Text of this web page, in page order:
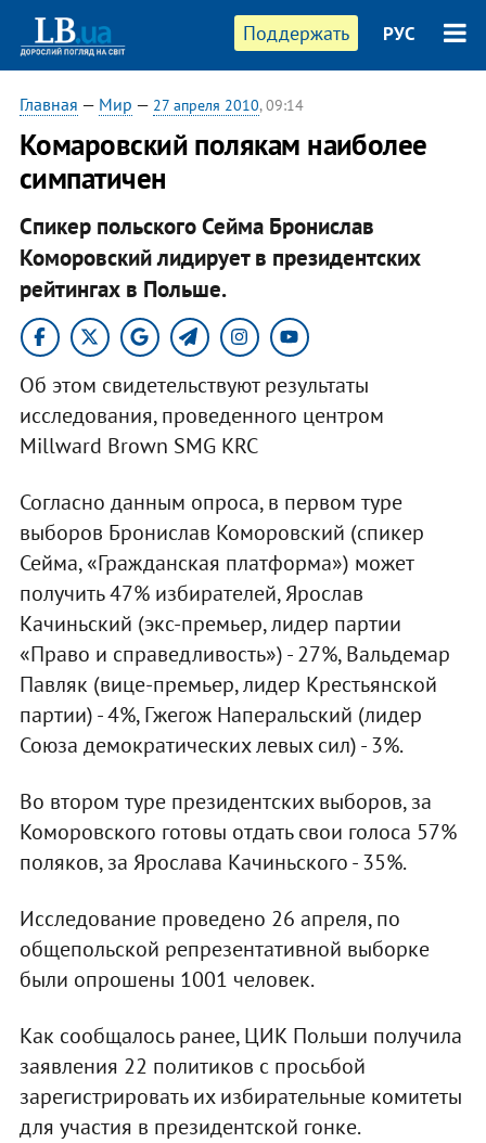
Поддержать РУС
Главная — Мир — 27 апреля 2010, 09:14
Комаровский полякам наиболее
симпатичен
Спикер польского Сейма Бронислав
Коморовский лидирует в президентских
рейтингах в Польше.
Об этом свидетельствуют результаты
исследования, проведенного центром
Millward Brown SMG KRC
Согласно данным опроса, в первом туре
выборов Бронислав Коморовский (спикер
Сейма, «Гражданская платформа») может
получить 47% избирателей, Ярослав
Качиньский (экс-премьер, лидер партии
«Право и справедливость») - 27%, Вальдемар
Павляк (вице-премьер, лидер Крестьянской
партии) - 4%, Гжегож Наперальский (лидер
Союза демократических левых сил) - 3%.
Во втором туре президентских выборов, за
Коморовского готовы отдать свои голоса 57%
поляков, за Ярослава Качиньского - 35%.
Исследование проведено 26 апреля, по
общепольской репрезентативной выборке
были опрошены 1001 человек.
Как сообщалось ранее, ЦИК Польши получила
заявления 22 политиков с просьбой
зарегистрировать их избирательные комитеты
для участия в президентской гонке.